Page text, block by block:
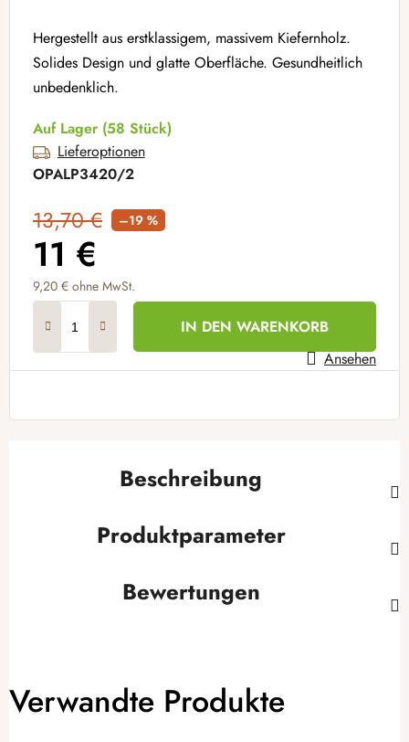
Hergestellt aus erstklassigem, massivem Kiefernholz.
Solides Design und glatte Oberfläche. Gesundheitlich
unbedenklich.
Auf Lager (58 Stück)
Lieferoptionen
OPALP3420/2
13,70 € –19 %
11 €
9,20 € ohne MwSt.
IN DEN WARENKORB
Ansehen
Beschreibung
Produktparameter
Bewertungen
Verwandte Produkte